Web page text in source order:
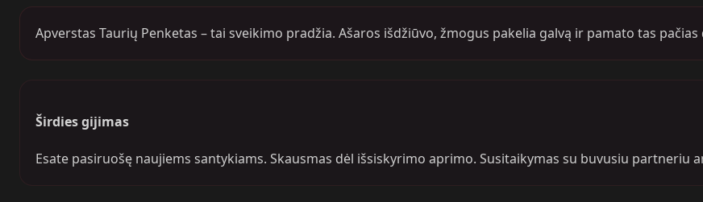
Apverstas Taurių Penketas – tai sveikimo pradžia. Ašaros išdžiūvo, žmogus pakelia galvą ir pamato tas
Širdies gijimas
Esate pasiruošę naujiems santykiams. Skausmas dėl išsiskyrimo aprimo. Susitaikymas su buvusiu partneriu